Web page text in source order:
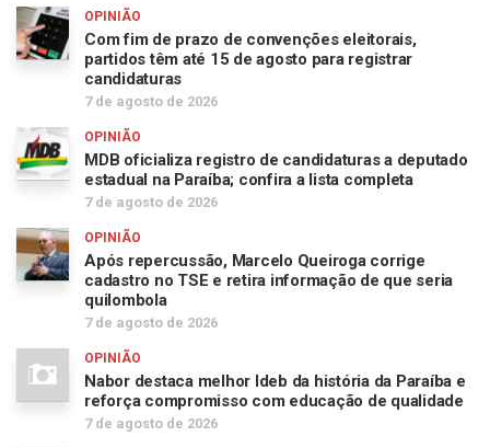
OPINIÃO
Com fim de prazo de convenções eleitorais,
partidos têm até 15 de agosto para registrar
candidaturas
7 de agosto de 2026
OPINIÃO
MDB oficializa registro de candidaturas a deputado
estadual na Paraíba; confira a lista completa
7 de agosto de 2026
OPINIÃO
Após repercussão, Marcelo Queiroga corrige
cadastro no TSE e retira informação de que seria
quilombola
7 de agosto de 2026
OPINIÃO
Nabor destaca melhor Ideb da história da Paraíba e
reforça compromisso com educação de qualidade
7 de agosto de 2026